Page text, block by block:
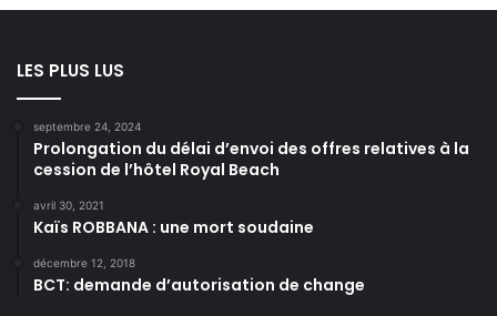
LES PLUS LUS
septembre 24, 2024
Prolongation du délai d’envoi des offres relatives à la
cession de l’hôtel Royal Beach
avril 30, 2021
Kaïs ROBBANA : une mort soudaine
décembre 12, 2018
BCT: demande d’autorisation de change